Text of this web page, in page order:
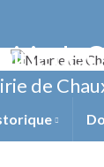
de
de